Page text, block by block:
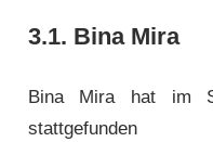
3.1. Bina Mira
Bina Mira hat im
stattgefunden